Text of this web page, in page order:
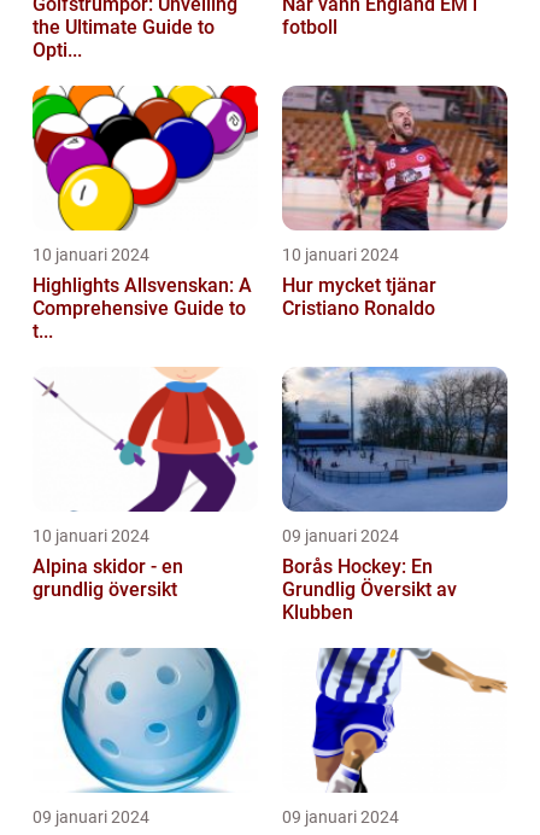
the Ultimate Guide to
Opti...
fotboll
10 januari 2024
Highlights Allsvenskan: A
Comprehensive Guide to
t...
10 januari 2024
Hur mycket tjänar
Cristiano Ronaldo
10 januari 2024
Alpina skidor - en
grundlig översikt
09 januari 2024
Borås Hockey: En
Grundlig Översikt av
Klubben
09 januari 2024 09 januari 2024